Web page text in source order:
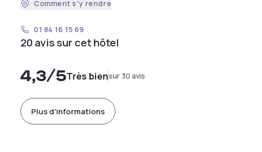
Comment s'y rendre
01 84 16 15 69
20 avis sur cet hôtel
4,3/5Très biensur 30 avis
Plus d'informations